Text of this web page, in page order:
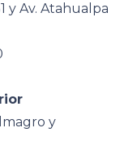
y Av. Atahualpa
y